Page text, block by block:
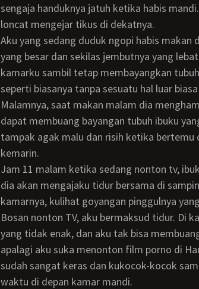
sengaja handuknya jatuh ketika habis
loncat mengejar tikus di dekatnya.
Aku yang sedang duduk ngopi habis makan di dapur dengan jelas melihat susu ibuku
yang besar dan sekilas jembutnya yang
kamarku sambil tetap membayangkan
seperti biasanya tanpa sesuatu hal luar
Malamnya, saat makan malam dia menghampiriku ke ruang tengah dan aku tak
dapat membuang bayangan tubuh ibuku
tampak agak malu dan risih ketika
kemarin.
Jam 11 malam ketika sedang nonton tv, ibuku bilang akan pergi tidur. Aku berharap
dia akan mengajaku tidur bersama di
kamarnya, kulihat goyangan pinggulnya
Bosan nonton TV, aku bermaksud tidur. Di kamarku aku tidak bias tidur karena cuaca
yang tidak enak, dan aku tak bisa
apalagi aku suka menonton film porno di
sudah sangat keras dan kukocok-kocok
waktu di depan kamar mandi.